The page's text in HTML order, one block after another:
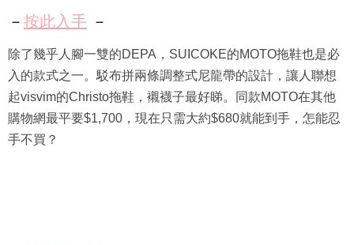
－ 按此入手 －
除了幾乎人腳一雙的DEPA，SUICOKE的MOTO拖鞋也是必
入的款式之一。駁布拼兩條調整式尼龍帶的設計，讓人聯想
起visvim的Christo拖鞋，襯襪子最好睇。同款MOTO在其他
購物網最平要$1,700，現在只需大約$680就能到手，怎能忍
手不買？